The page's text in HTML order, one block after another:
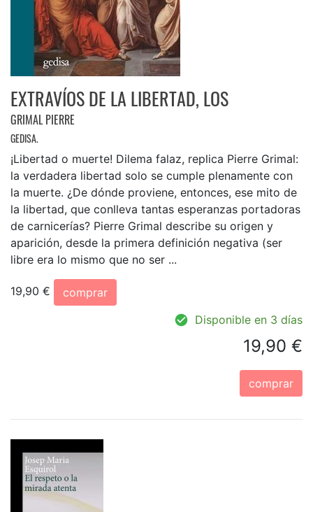
EXTRAVÍOS DE LA LIBERTAD, LOS
GRIMAL PIERRE
GEDISA.
¡Libertad o muerte! Dilema falaz, replica Pierre Grimal:
la verdadera libertad solo se cumple plenamente con
la muerte. ¿De dónde proviene, entonces, ese mito de
la libertad, que conlleva tantas esperanzas portadoras
de carnicerías? Pierre Grimal describe su origen y
aparición, desde la primera definición negativa (ser
libre era lo mismo que no ser ...
19,90 €
comprar
Disponible en 3 días
19,90 €
comprar